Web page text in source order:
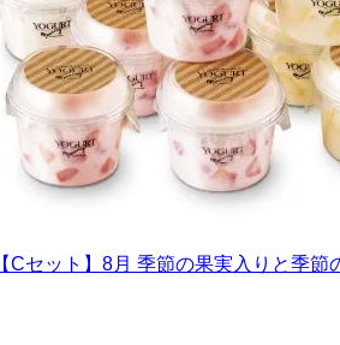
【Cセット】8月 季節の果実入りと季